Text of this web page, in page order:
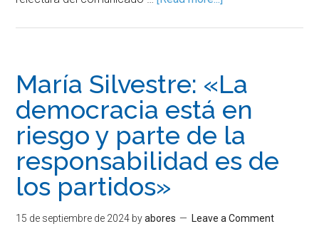
María Silvestre: «La
democracia está en
riesgo y parte de la
responsabilidad es de
los partidos»
15 de septiembre de 2024 byabores Leave a Comment